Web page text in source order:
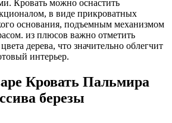
Кровать можно оснастить
в виде прикроватных
основания, подъемным механизмом
из плюсов важно отметить
дерева, что значительно облегчит
интерьер.
Кровать Пальмира
березы